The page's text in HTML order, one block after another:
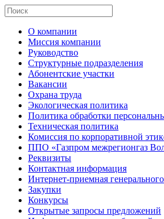
О компании
Миссия компании
Руководство
Структурные подразделения
Абонентские участки
Вакансии
Охрана труда
Экологическая политика
Политика обработки
Техническая политика
Комиссия по корпоративной
ППО «Газпром межрегионгаз
Реквизиты
Контактная информация
Интернет-приемная
Закупки
Конкурсы
Открытые запросы предложений